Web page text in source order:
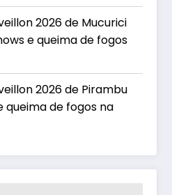
2026 de Mucurici
e queima de fogos
2026 de Pirambu
queima de fogos na